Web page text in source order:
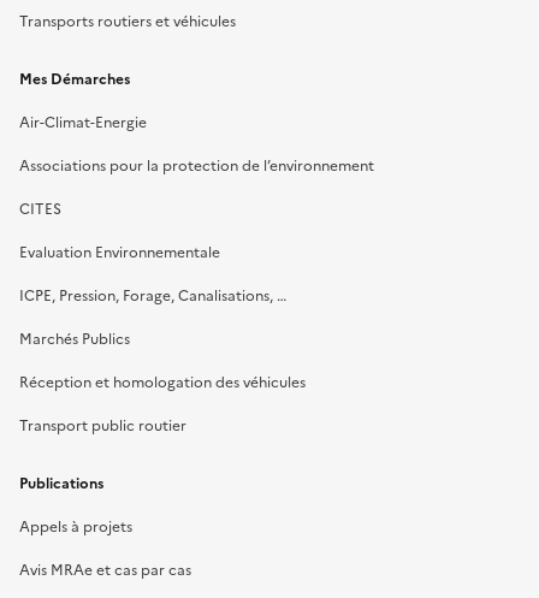
Transports routiers et véhicules
Mes Démarches
Air-Climat-Energie
Associations pour la protection de l’environnement
CITES
Evaluation Environnementale
ICPE, Pression, Forage, Canalisations, …
Marchés Publics
Réception et homologation des véhicules
Transport public routier
Publications
Appels à projets
Avis MRAe et cas par cas